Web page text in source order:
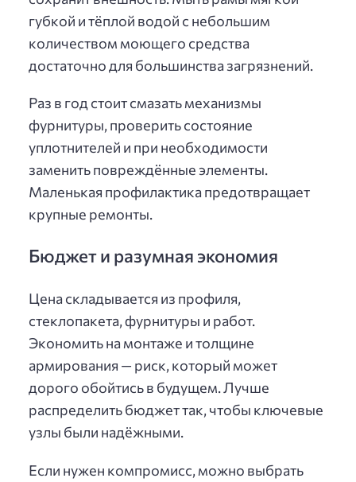
губкой и тёплой водой с небольшим
количеством моющего средства
достаточно для большинства загрязнений.
Раз в год стоит смазать механизмы
фурнитуры, проверить состояние
уплотнителей и при необходимости
заменить повреждённые элементы.
Маленькая профилактика предотвращает
крупные ремонты.
Бюджет и разумная экономия
Цена складывается из профиля,
стеклопакета, фурнитуры и работ.
Экономить на монтаже и толщине
армирования — риск, который может
дорого обойтись в будущем. Лучше
распределить бюджет так, чтобы ключевые
узлы были надёжными.
Если нужен компромисс, можно выбрать